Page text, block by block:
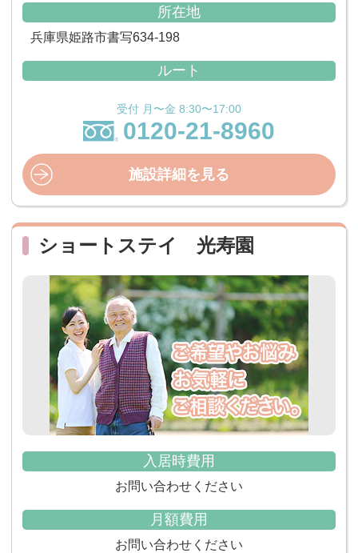
所在地
兵庫県姫路市書写634-198
ルート
受付 月〜金 8:30〜17:00
0120-21-8960
施設詳細を見る
ショートステイ 光寿園
入居時費用
お問い合わせください
月額費用
お問い合わせください